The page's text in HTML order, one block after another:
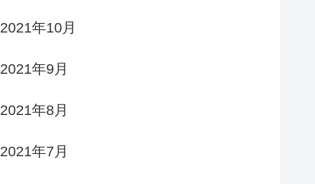
2021年10月
2021年9月
2021年8月
2021年7月